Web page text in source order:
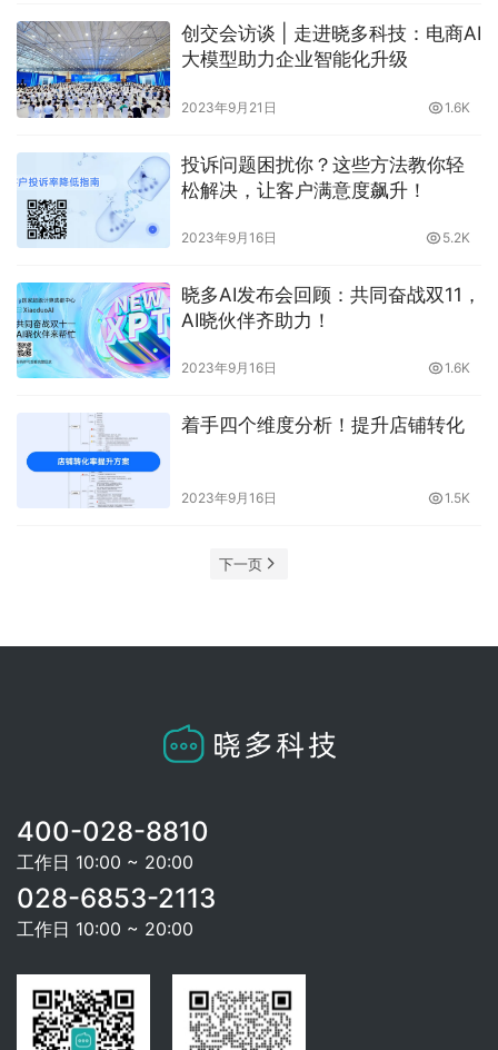
创交会访谈 | 走进晓多科技：电商AI
大模型助力企业智能化升级￼
2023年9月21日 1.6K
投诉问题困扰你？这些方法教你轻
松解决，让客户满意度飙升！
2023年9月16日 5.2K
晓多AI发布会回顾：共同奋战双11，
AI晓伙伴齐助力！
2023年9月16日 1.6K
着手四个维度分析！提升店铺转化
2023年9月16日 1.5K
下一页
400-028-8810
工作日 10:00 ~ 20:00
028-6853-2113
工作日 10:00 ~ 20:00